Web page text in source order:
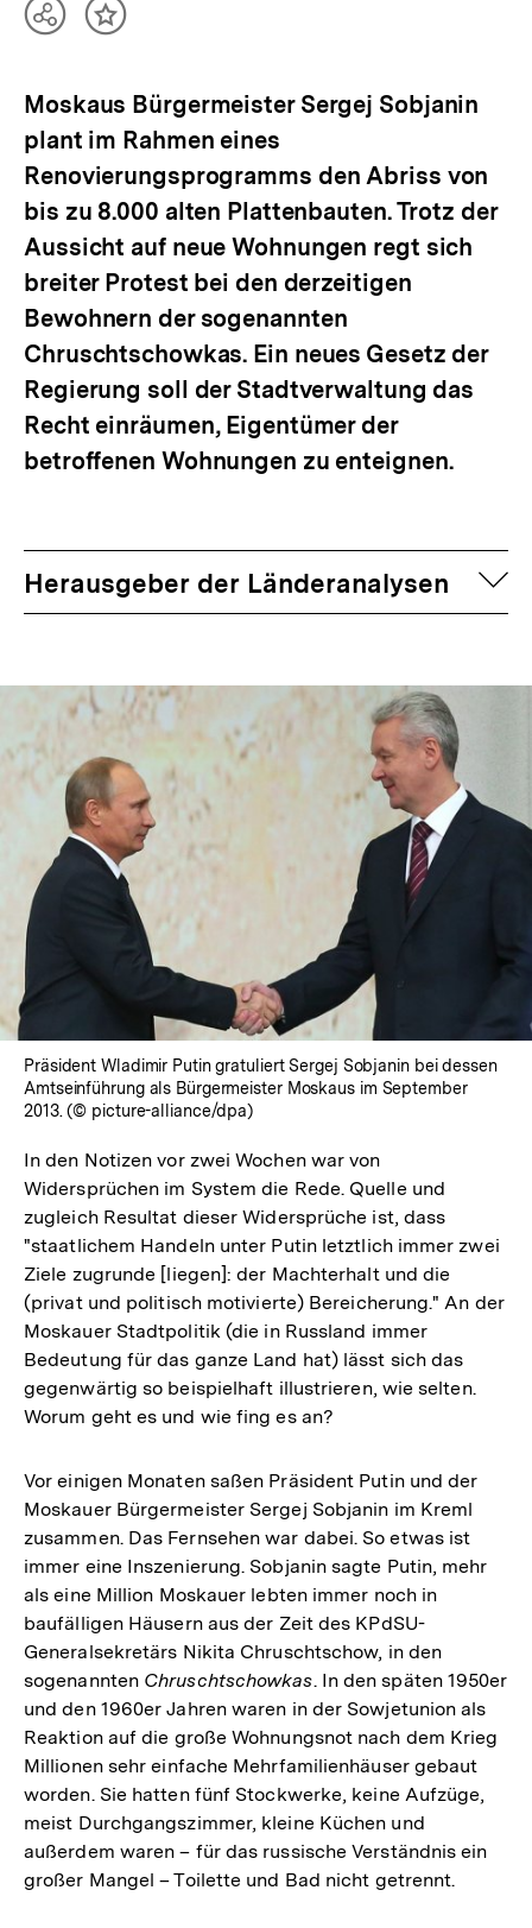
TeilenInhalt
Moskaus Bürgermeister Sergej Sobjanin
plant im Rahmen eines
Renovierungsprogramms den Abriss von
bis zu 8.000 alten Plattenbauten. Trotz der
Aussicht auf neue Wohnungen regt sich
breiter Protest bei den derzeitigen
Bewohnern der sogenannten
Chruschtschowkas. Ein neues Gesetz der
Regierung soll der Stadtverwaltung das
Recht einräumen, Eigentümer der
betroffenen Wohnungen zu enteignen.
Herausgeber der Länderanalysen
Präsident Wladimir Putin gratuliert Sergej Sobjanin bei dessen
Amtseinführung als Bürgermeister Moskaus im September
2013. (© picture-alliance/dpa)
In den Notizen vor zwei Wochen war von
Widersprüchen im System die Rede. Quelle und
zugleich Resultat dieser Widersprüche ist, dass
"staatlichem Handeln unter Putin letztlich immer zwei
Ziele zugrunde [liegen]: der Machterhalt und die
(privat und politisch motivierte) Bereicherung." An der
Moskauer Stadtpolitik (die in Russland immer
Bedeutung für das ganze Land hat) lässt sich das
gegenwärtig so beispielhaft illustrieren, wie selten.
Worum geht es und wie fing es an?
Vor einigen Monaten saßen Präsident Putin und der
Moskauer Bürgermeister Sergej Sobjanin im Kreml
zusammen. Das Fernsehen war dabei. So etwas ist
immer eine Inszenierung. Sobjanin sagte Putin, mehr
als eine Million Moskauer lebten immer noch in
baufälligen Häusern aus der Zeit des KPdSU-
Generalsekretärs Nikita Chruschtschow, in den
sogenannten Chruschtschowkas. In den späten 1950er
und den 1960er Jahren waren in der Sowjetunion als
Reaktion auf die große Wohnungsnot nach dem Krieg
Millionen sehr einfache Mehrfamilienhäuser gebaut
worden. Sie hatten fünf Stockwerke, keine Aufzüge,
meist Durchgangszimmer, kleine Küchen und
außerdem waren – für das russische Verständnis ein
großer Mangel – Toilette und Bad nicht getrennt.